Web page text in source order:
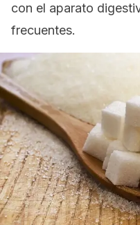
con el aparato
frecuentes.